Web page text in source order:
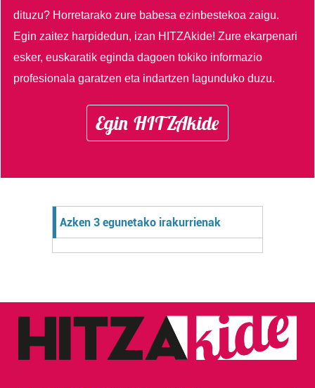
dituzu? Horretarako zure babesa ezinbestekoa zaigu.
Egin zaitez harpidedun, izan HITZAkide!Zure ekarpenari
esker, euskaratik eginda dagoen tokiko informazio
profesionala garatzen eta indartzen lagunduko duzu.
Egin HITZAkide
Azken 3 egunetako irakurrienak